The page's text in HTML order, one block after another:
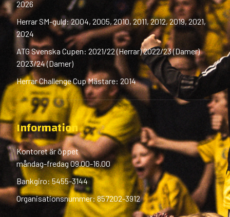
2026
Herrar SM-guld: 2004, 2005, 2010, 2011, 2012, 2019, 2021,
2024
ATG Svenska Cupen: 2021/22 (Herrar) 2022/23 (Damer)
2023/24 (Damer)
Herrar Challenge Cup Mästare: 2014
Information
Kontoret är öppet
måndag-fredag 09.00-16.00
Bankgiro: 5455-3144
Organisationsnummer: 857202-3912